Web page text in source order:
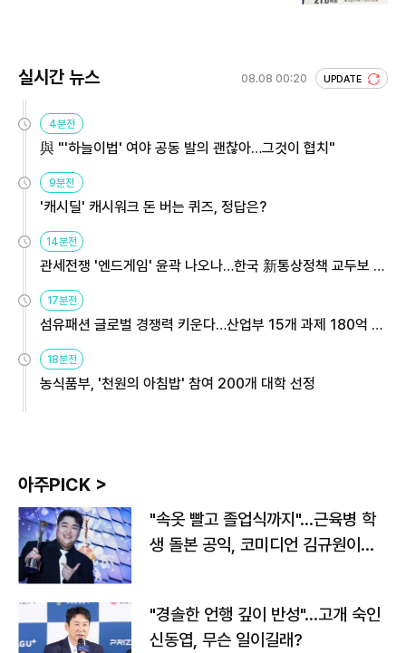
실시간 뉴스 08.08 00:20 UPDATE
4분전
與 "'하늘이법' 여야 공동 발의 괜찮아…그것이 협치"
9분전
'캐시딜' 캐시워크 돈 버는 퀴즈, 정답은?
14분전
관세전쟁 '엔드게임' 윤곽 나오나…한국 新통상정책 교두보 활
용해야
17분전
섬유패션 글로벌 경쟁력 키운다…산업부 15개 과제 180억 지
원
18분전
농식품부, '천원의 아침밥' 참여 200개 대학 선정
아주PICK >
"속옷 빨고 졸업식까지"…근육병 학
생 돌본 공익, 코미디언 김규원이었
"경솔한 언행 깊이 반성"…고개 숙인
신동엽, 무슨 일이길래?